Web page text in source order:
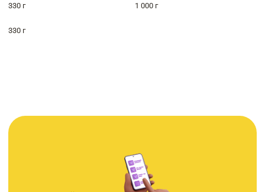
330 г 1 000 г
330 г